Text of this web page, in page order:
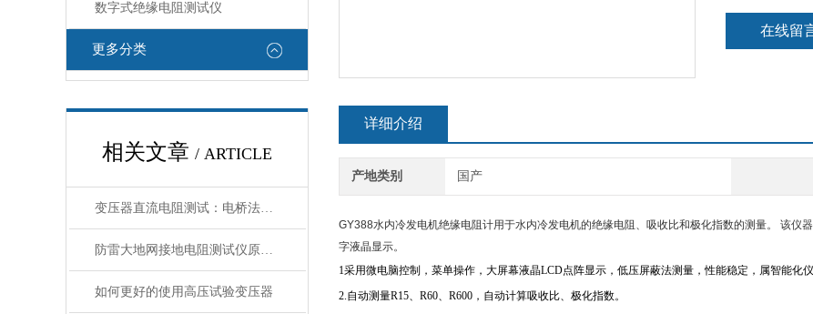
数字式绝缘电阻测试仪
更多分类
相关文章 / ARTICLE
变压器直流电阻测试：电桥法和电压降法详解
防雷大地网接地电阻测试仪原理/功能说明
如何更好的使用高压试验变压器
在线留
详细介绍
产地类别 国产
GY388水内冷发电机绝缘电阻计用于水内冷发电机的绝缘电阻、吸收比和极化指数的测量。 该仪
字液晶显示。
1采用微电脑控制，菜单操作，大屏幕液晶LCD点阵显示，低压屏蔽法测量，性能稳定，属智能化仪
2.自动测量R15、R60、R600，自动计算吸收比、极化指数。